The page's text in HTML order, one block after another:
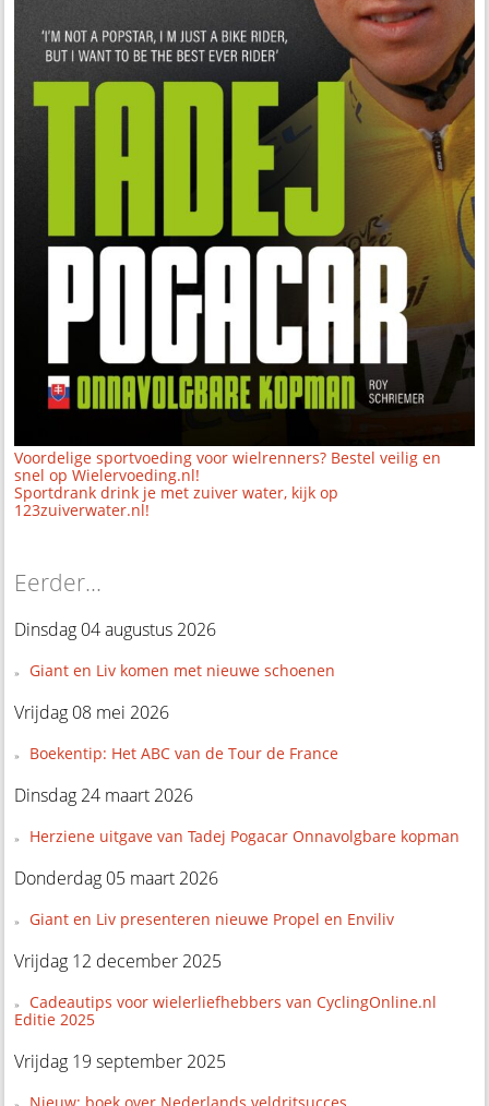
Voordelige sportvoeding voor wielrenners? Bestel veilig en
snel op Wielervoeding.nl!
Sportdrank drink je met zuiver water, kijk op
123zuiverwater.nl!
Eerder...
Dinsdag 04 augustus 2026
Giant en Liv komen met nieuwe schoenen
Vrijdag 08 mei 2026
Boekentip: Het ABC van de Tour de France
Dinsdag 24 maart 2026
Herziene uitgave van Tadej Pogacar Onnavolgbare kopman
Donderdag 05 maart 2026
Giant en Liv presenteren nieuwe Propel en Enviliv
Vrijdag 12 december 2025
Cadeautips voor wielerliefhebbers van CyclingOnline.nl
Editie 2025
Vrijdag 19 september 2025